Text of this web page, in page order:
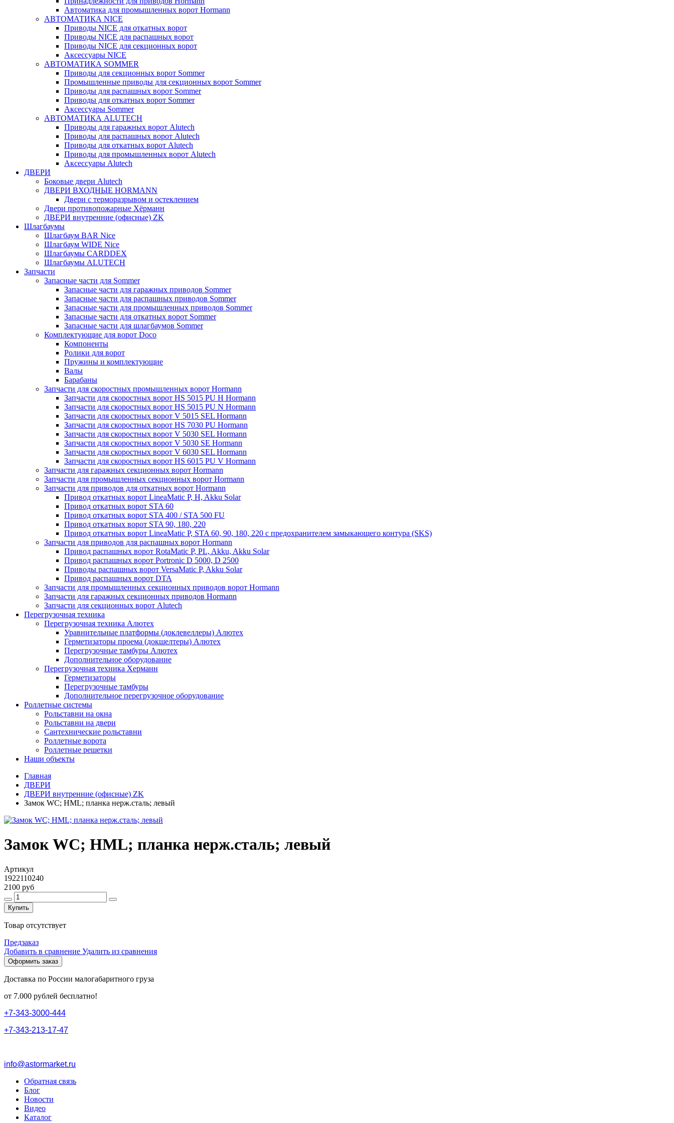
Автоматика для промышленных ворот Hormann
АВТОМАТИКА NICE
Приводы NICE для откатных ворот
Приводы NICE для распашных ворот
Приводы NICE для секционных ворот
Аксессуары NICE
АВТОМАТИКА SOMMER
Приводы для секционных ворот Sommer
Промышленные приводы для секционных ворот Sommer
Приводы для распашных ворот Sommer
Приводы для откатных ворот Sommer
Аксессуары Sommer
АВТОМАТИКА ALUTECH
Приводы для гаражных ворот Alutech
Приводы для распашных ворот Alutech
Приводы для откатных ворот Alutech
Приводы для промышленных ворот Alutech
Аксессуары Alutech
ДВЕРИ
Боковые двери Alutech
ДВЕРИ ВХОДНЫЕ HORMANN
Двери с терморазрывом и остеклением
Двери противопожарные Хёрманн
ДВЕРИ внутренние (офисные) ZK
Шлагбаумы
Шлагбаум BAR Nice
Шлагбаум WIDE Nice
Шлагбаумы CARDDEX
Шлагбаумы ALUTECH
Запчасти
Запасные части для Sommer
Запасные части для гаражных приводов Sommer
Запасные части для распашных приводов Sommer
Запасные части для промышленных приводов Sommer
Запасные части для откатных ворот Sommer
Запасные части для шлагбаумов Sommer
Комплектующие для ворот Doco
Компоненты
Ролики для ворот
Пружины и комплектующие
Валы
Барабаны
Запчасти для скоростных промышленных ворот Hormann
Запчасти для скоростных ворот HS 5015 PU H Hormann
Запчасти для скоростных ворот HS 5015 PU N Hormann
Запчасти для скоростных ворот V 5015 SEL Hormann
Запчасти для скоростных ворот HS 7030 PU Hormann
Запчасти для скоростных ворот V 5030 SEL Hormann
Запчасти для скоростных ворот V 5030 SE Hormann
Запчасти для скоростных ворот V 6030 SEL Hormann
Запчасти для скоростных ворот HS 6015 PU V Hormann
Запчасти для гаражных секционных ворот Hormann
Запчасти для промышленных секционных ворот Hormann
Запчасти для приводов для откатных ворот Hormann
Привод откатных ворот LineaMatic P, H, Akku Solar
Привод откатных ворот STA 60
Привод откатных ворот STA 400 / STA 500 FU
Привод откатных ворот STA 90, 180, 220
Привод откатных ворот LineaMatic P, STA 60, 90, 180, 220 с предохранителем замыкающего контура (SKS)
Запчасти для приводов для распашных ворот Hormann
Привод распашных ворот RotaMatic P, PL, Akku, Akku Solar
Привод распашных ворот Portronic D 5000, D 2500
Приводы распашных ворот VersaMatic P, Akku Solar
Привод распашных ворот DTA
Запчасти для промышленных секционных приводов ворот Hormann
Запчасти для гаражных секционных приводов Hormann
Запчасти для секционных ворот Alutech
Перегрузочная техника
Перегрузочная техника Алютех
Уравнительные платформы (доклевеллеры) Алютех
Герметизаторы проема (докшелтеры) Алютех
Перегрузочные тамбуры Алютех
Дополнительное оборудование
Перегрузочная техника Херманн
Герметизаторы
Перегрузочные тамбуры
Дополнительное перегрузочное оборудование
Роллетные системы
Рольставни на окна
Рольставни на двери
Сантехнические рольставни
Роллетные ворота
Роллетные решетки
Наши объекты
Главная
ДВЕРИ
ДВЕРИ внутренние (офисные) ZK
Замок WC; HML; планка нерж.сталь; левый
Замок WC; HML; планка нерж.сталь; левый
Артикул
1922110240
2100 руб
Купить
Товар отсутствует
Предзаказ
Добавить в сравнение Удалить из сравнения
Оформить заказ
Доставка по России малогабаритного груза
от 7.000 рублей бесплатно!
+7-343-3000-444
+7-343-213-17-47
info@astormarket.ru
Обратная связь
Блог
Новости
Видео
Каталог